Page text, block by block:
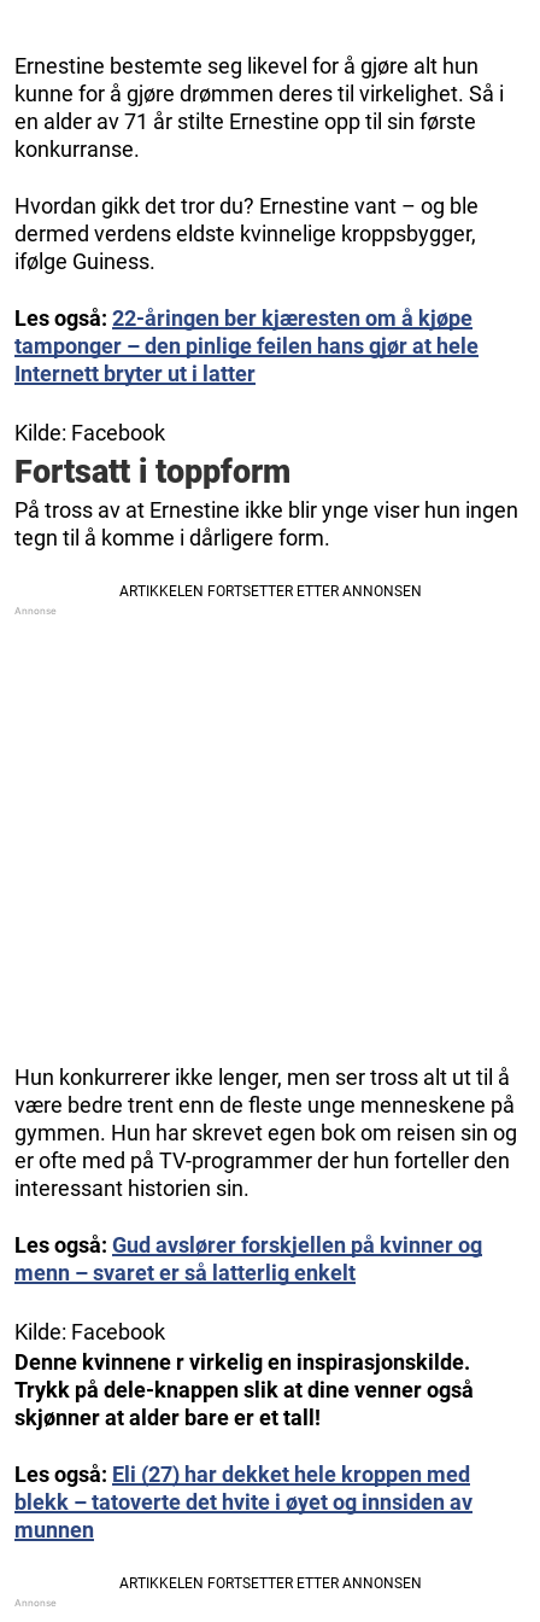
Ernestine bestemte seg likevel for å gjøre alt hun
kunne for å gjøre drømmen deres til virkelighet. Så i
en alder av 71 år stilte Ernestine opp til sin første
konkurranse.
Hvordan gikk det tror du? Ernestine vant – og ble
dermed verdens eldste kvinnelige kroppsbygger,
ifølge Guiness.
Les også: 22-åringen ber kjæresten om å kjøpe
tamponger – den pinlige feilen hans gjør at hele
Internett bryter ut i latter
Kilde: Facebook
Fortsatt i toppform
På tross av at Ernestine ikke blir ynge viser hun ingen
tegn til å komme i dårligere form.
Hun konkurrerer ikke lenger, men ser tross alt ut til å
være bedre trent enn de fleste unge menneskene på
gymmen. Hun har skrevet egen bok om reisen sin og
er ofte med på TV-programmer der hun forteller den
interessant historien sin.
Les også: Gud avslører forskjellen på kvinner og
menn – svaret er så latterlig enkelt
Kilde: Facebook
Denne kvinnene r virkelig en inspirasjonskilde.
Trykk på dele-knappen slik at dine venner også
skjønner at alder bare er et tall!
Les også: Eli (27) har dekket hele kroppen med
blekk – tatoverte det hvite i øyet og innsiden av
munnen